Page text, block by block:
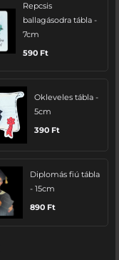
Repcsis
ballagásodra tábla -
7cm
590 Ft
Okleveles tábla -
5cm
390 Ft
Diplomás fiú tábla
- 15cm
890 Ft